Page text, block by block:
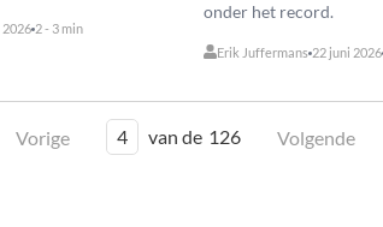
2 - 3 min
onder het record.
Erik Juffermans 22 juni 2026
Vorige 4 van de 126 Volgende